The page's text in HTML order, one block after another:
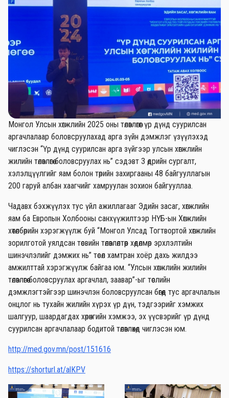
Монгол Улсын хөгжлийн 2025 оны төлөвлөгөөг үр дүнд суурилсан
аргачлалаар боловсруулахад арга зүйн дэмжлэг үзүүлэхэд
чиглэсэн “Үр дүнд суурилсан арга зүйгээр улсын хөгжлийн
жилийн төлөвлөгөө боловсруулах нь” сэдэвт 3 өдрийн сургалт,
хэлэлцүүлгийг яам болон төрийн захиргааны 48 байгууллагын
200 гаруй албан хаагчийг хамруулан зохион байгууллаа.
Чадавх бэхжүүлэх тус үйл ажиллагааг Эдийн засаг, хөгжлийн
яам ба Европын Холбооны санхүүжилтээр НҮБ-ын Хөгжлийн
хөтөлбөрийн хэрэгжүүлж буй “Монгол Улсад Тогтвортой хөгжлийн
зорилготой уялдсан төсвийн төлөвлөлтөөр хөдөлмөр эрхлэлтийн
шинэчлэлийг дэмжих нь” төсөл хамтран хоёр дахь жилдээ
амжилттай хэрэгжүүлж байгаа юм. “Улсын хөгжлийн жилийн
төлөвлөгөө боловсруулах аргачлал, заавар”-ыг төслийн
дэмжлэгтэйгээр шинэчлэн боловсруулсан бөгөөд тус аргачлалын
онцлог нь тухайн жилийн хүрэх үр дүн, тэдгээрийг хэмжих
шалгуур, шаардагдах хөрөнгийн хэмжээ, эх үүсвэрийг үр дүнд
суурилсан аргачлалаар бодитой төлөвлөхөд чиглэсэн юм.
http://med.gov.mn/post/151616
https://shorturl.at/alKPV